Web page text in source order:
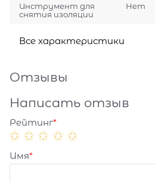
Инструмент для
снятия изоляции
Нет
Все характеристики
Отзывы
Написать отзыв
Рейтинг
Имя